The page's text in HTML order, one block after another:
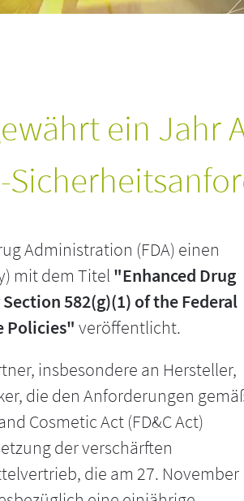
ein
Administration (FDA) einen
mit dem Titel "Enhanced Drug
582(g)(1) of the Federal
Policies" veröffentlicht.
insbesondere an Hersteller,
die den Anforderungen
Cosmetic Act (FD&C Act)
der verschärften
die am 27. November